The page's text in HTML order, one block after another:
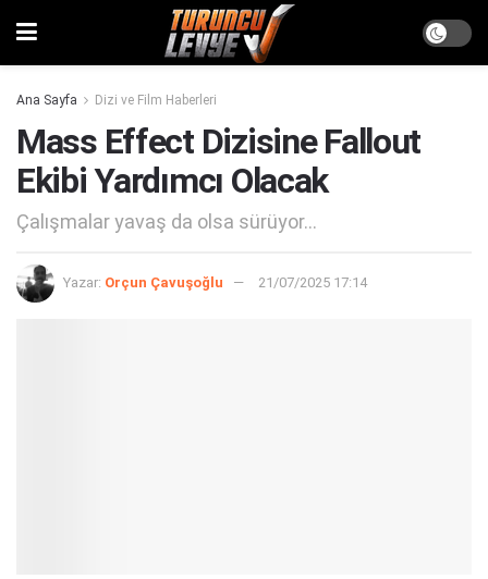
Ana Sayfa Dizi ve Film Haberleri
Mass Effect Dizisine Fallout
Ekibi Yardımcı Olacak
Çalışmalar yavaş da olsa sürüyor...
Yazar: Orçun Çavuşoğlu 21/07/2025 17:14